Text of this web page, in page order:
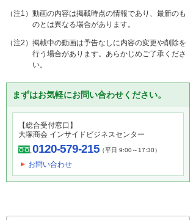
（注1）動画の内容は掲載時点の情報であり、最新のも
のとは異なる場合があります。
（注2）掲載中の動画は予告なしに内容の変更や削除を
行う場合があります。あらかじめご了承くださ
い。
まずはお気軽にお問い合わせください。
【総合受付窓口】
大塚商会 インサイドビジネスセンター
0120-579-215（平日 9:00～17:30）
お問い合わせ